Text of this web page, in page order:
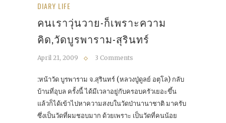
DIARY LIFE
คนเราวุ่นวาย-ก็เพราะความ
คิด,วัดบูรพาราม-สุรินทร์
April 21, 2009 3 Comments
:หน้าวัด บูรพาราม จ.สุรินทร์ (หลวงปู่ดูลย์ อตุโล) กลับ
บ้านที่อุบล ครั้งนี้ ได้มีเวลาอยู่กับครอบครัวเยอะขึ้น
แล้วก็ได้เข้าไปหาความสงบในวัดป่านานาชาติ มาครับ
ซึ่งเป็นวัดที่ผมชอบมาก ด้วยเพราะ เป็นวัดที่คนน้อย